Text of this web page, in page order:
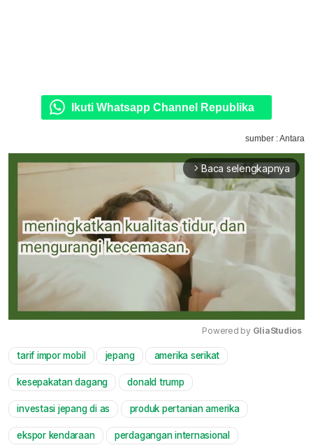
Ikuti Whatsapp Channel Republika
sumber : Antara
arrow_forward_ios Baca selengkapnya
Powered by GliaStudios
tarif impor mobil jepang amerika serikat
kesepakatan dagang donald trump
investasi jepang di as produk pertanian amerika
ekspor kendaraan perdagangan internasional